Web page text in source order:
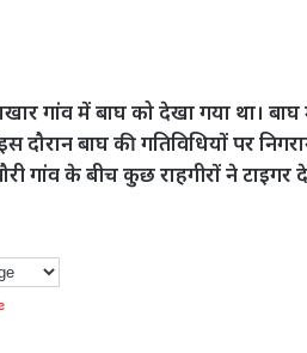
गांव में बाघ को देखा गया था। बाघ
बाघ की गतिविधियों पर
गांव के बीच कुछ राहगीरों ने